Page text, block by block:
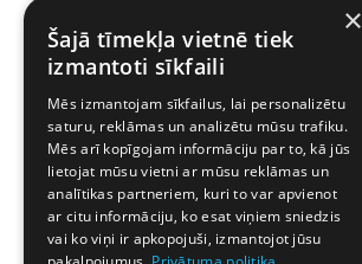
×
Šajā tīmekļa vietnē tiek
izmantoti sīkfaili
Mēs izmantojam sīkfailus, lai personalizētu
saturu, reklāmas un analizētu mūsu trafiku.
Mēs arī kopīgojam informāciju par to, kā jūs
lietojat mūsu vietni ar mūsu reklāmas un
analītikas partneriem, kuri to var apvienot
ar citu informāciju, ko esat viņiem sniedzis
vai ko viņi ir apkopojuši, izmantojot jūsu